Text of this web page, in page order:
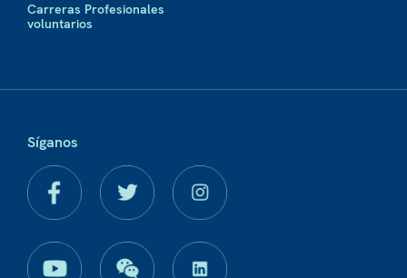
Carreras Profesionales
voluntarios
Síganos